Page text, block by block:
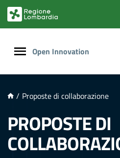
PRINCIPALE
Open Innovation
/ Proposte di collaborazione
PROPOSTE DI